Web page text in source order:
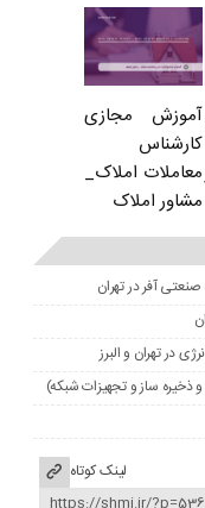
آموزش مجازی
کارشناس
معاملات املاک_
مشاور املاک
صنعتی آفر در تهران
در تهران و البرز
ذخیره ساز و تجهیزات شبکه)
لینک کوتاه